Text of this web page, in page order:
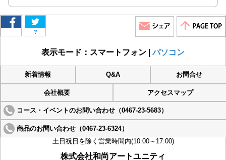
?
表示モード：スマートフォン |パソコン
新着情報 Q&A お問合せ
会社概要 アクセスマップ
コース・イベントのお問い合わせ（0467-23-5683）
商品のお問い合わせ（0467-23-6324）
土日祝日を除く営業時間内(10:00～17:00)
株式会社和尚アートユニティ